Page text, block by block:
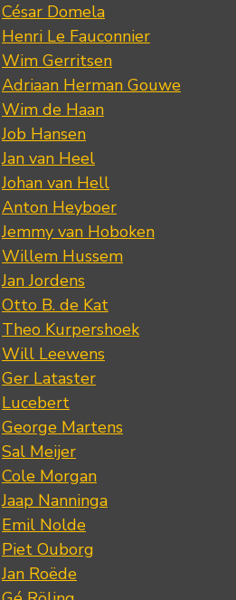
César Domela
Henri Le Fauconnier
Wim Gerritsen
Adriaan Herman Gouwe
Wim de Haan
Job Hansen
Jan van Heel
Johan van Hell
Anton Heyboer
Jemmy van Hoboken
Willem Hussem
Jan Jordens
Otto B. de Kat
Theo Kurpershoek
Will Leewens
Ger Lataster
Lucebert
George Martens
Sal Meijer
Cole Morgan
Jaap Nanninga
Emil Nolde
Piet Ouborg
Jan Roëde